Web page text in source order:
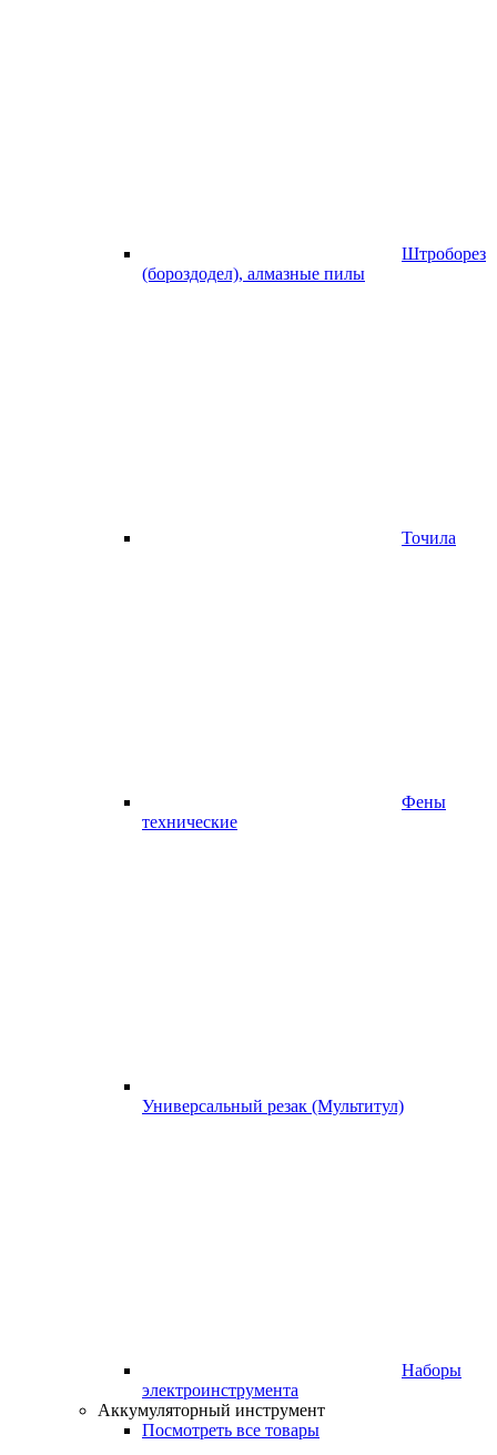
Штроборез
(бороздодел), алмазные пилы
Точила
Фены
технические
Универсальный резак (Мультитул)
Наборы
электроинструмента
Аккумуляторный инструмент
Посмотреть все товары